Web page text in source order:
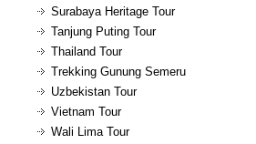
Surabaya Heritage Tour
Tanjung Puting Tour
Thailand Tour
Trekking Gunung Semeru
Uzbekistan Tour
Vietnam Tour
Wali Lima Tour